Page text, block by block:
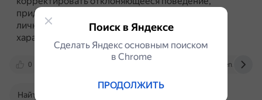
придавая тем самым поведению конкретной
личности и общества в целом предсказуемый
характер.
0 dzen.ru
Найти в Поиске
Поиск в Яндексе
Сделать Яндекс основным поиском
в Сhrome
ПРОДОЛЖИТЬ